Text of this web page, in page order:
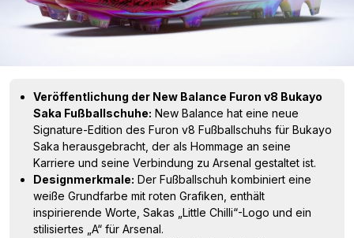
Veröffentlichung der New Balance Furon v8 Bukayo
Saka Fußballschuhe: New Balance hat eine neue
Signature-Edition des Furon v8 Fußballschuhs für Bukayo
Saka herausgebracht, der als Hommage an seine
Karriere und seine Verbindung zu Arsenal gestaltet ist.
Designmerkmale: Der Fußballschuh kombiniert eine
weiße Grundfarbe mit roten Grafiken, enthält
inspirierende Worte, Sakas „Little Chilli“-Logo und ein
stilisiertes „A“ für Arsenal.